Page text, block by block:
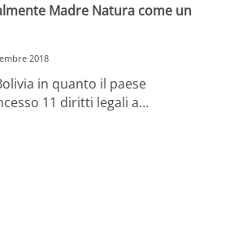
Madre Natura come un
2018
in quanto il paese
11 diritti legali a…